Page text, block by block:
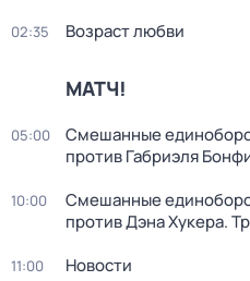
02:35 Возраст любви
МАТЧ!
05:00
Смешанные
против Габриэля
10:00
Смешанные
против Дэна Хукера.
11:00 Новости